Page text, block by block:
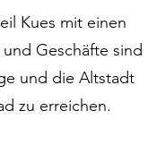
Kues mit einen
Geschäfte sind
und die Altstadt
zu erreichen.